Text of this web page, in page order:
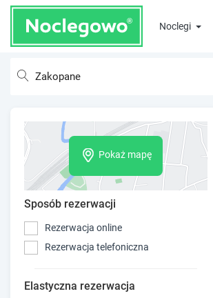
Noclegi
Pokaż mapę
Sposób rezerwacji
Rezerwacja online
Rezerwacja telefoniczna
Elastyczna rezerwacja